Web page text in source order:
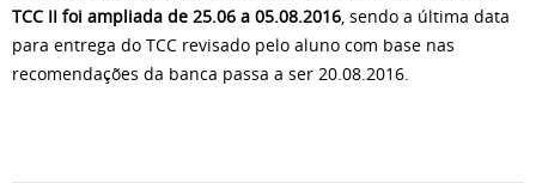
TCC II foi ampliada de 25.06 a 05.08.2016, sendo a última data
para entrega do TCC revisado pelo aluno com base nas
recomendações da banca passa a ser 20.08.2016.